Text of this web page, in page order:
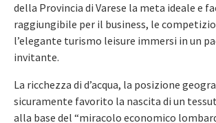
della Provincia di Varese la meta ideale e
raggiungibile per il business, le
l’elegante turismo leisure immersi in un
invitante.
La ricchezza di d’acqua, la posizione
sicuramente favorito la nascita di un
alla base del “miracolo economico